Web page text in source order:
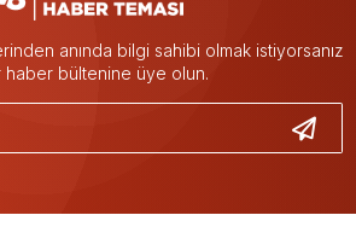
anında bilgi sahibi olmak istiyorsanız
haber bültenine üye olun.